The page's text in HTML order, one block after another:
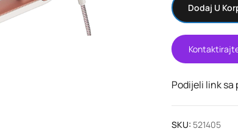
Dodaj U
Podijeli link
SKU: 521405